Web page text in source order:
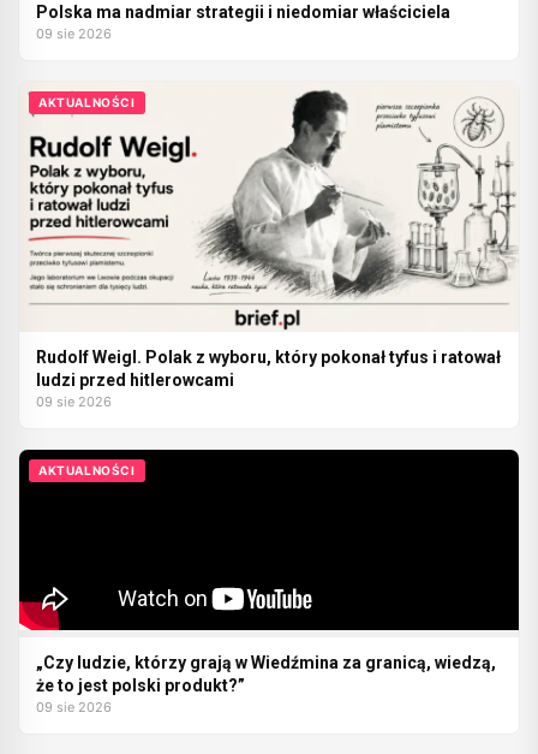
Polska ma nadmiar strategii i niedomiar właściciela
09 sie 2026
AKTUALNOŚCI
Rudolf Weigl. Polak z wyboru, który pokonał tyfus i ratował
ludzi przed hitlerowcami
09 sie 2026
AKTUALNOŚCI
„Czy ludzie, którzy grają w Wiedźmina za granicą, wiedzą,
że to jest polski produkt?”
09 sie 2026